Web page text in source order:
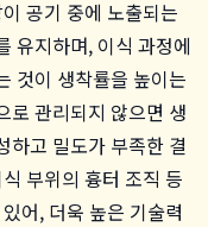
공기 중에 노출되는
유지하며, 이식 과정에
것이 생착률을 높이는
로 관리되지 않으면 생
하고 밀도가 부족한 결
부위의 흉터 조직 등
어, 더욱 높은 기술력